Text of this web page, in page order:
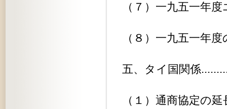
（７）一九五一年
（８）一九五一年
五、タイ国関係
（１）通商協定の